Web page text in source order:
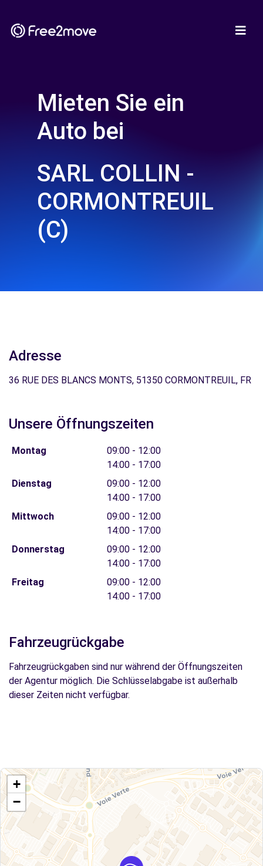
Mieten Sie ein
Auto bei
SARL COLLIN -
CORMONTREUIL
(C)
Adresse
36 RUE DES BLANCS MONTS, 51350 CORMONTREUIL, FR
Unsere Öffnungszeiten
Montag
09:00 - 12:00
14:00 - 17:00
Dienstag
09:00 - 12:00
14:00 - 17:00
Mittwoch
09:00 - 12:00
14:00 - 17:00
Donnerstag
09:00 - 12:00
14:00 - 17:00
Freitag
09:00 - 12:00
14:00 - 17:00
Fahrzeugrückgabe
Fahrzeugrückgaben sind nur während der Öffnungszeiten
der Agentur möglich. Die Schlüsselabgabe ist außerhalb
dieser Zeiten nicht verfügbar.
+
−